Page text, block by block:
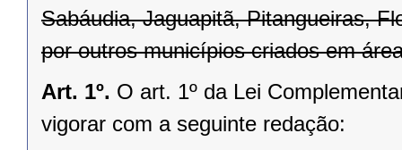
Sabáudia, Jaguapitã, Pitangueiras,
por outros municípios criados em
Art. 1º. O art. 1º da Lei
vigorar com a seguinte redação: